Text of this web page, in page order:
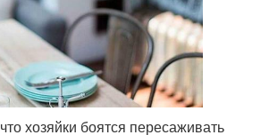
хозяйки боятся пересаживать